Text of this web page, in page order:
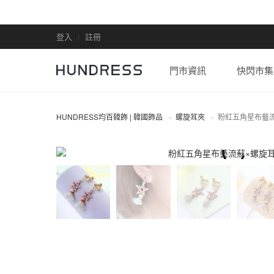
登入 註冊
門市資訊 快閃市集
HUNDRESS均百韓飾 | 韓國飾品 螺旋耳夾 粉紅五角星布藝